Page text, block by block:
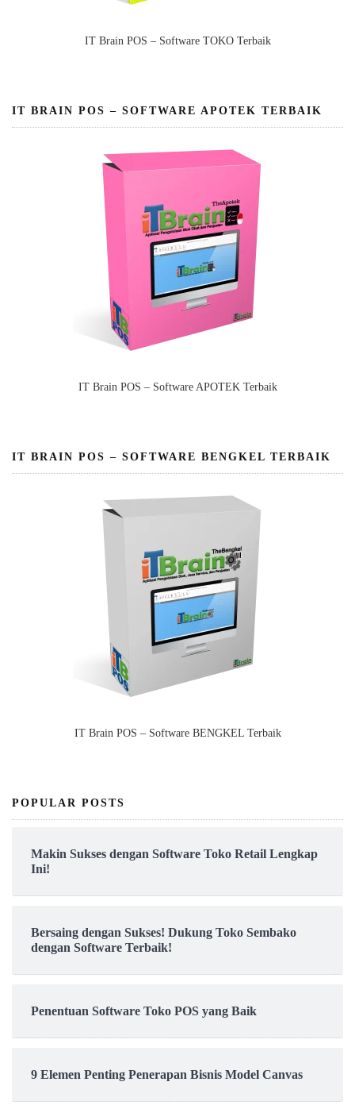
IT Brain POS – Software TOKO Terbaik
IT BRAIN POS – SOFTWARE APOTEK TERBAIK
IT Brain POS – Software APOTEK Terbaik
IT BRAIN POS – SOFTWARE BENGKEL TERBAIK
IT Brain POS – Software BENGKEL Terbaik
POPULAR POSTS
Makin Sukses dengan Software Toko Retail Lengkap
Ini!
Bersaing dengan Sukses! Dukung Toko Sembako
dengan Software Terbaik!
Penentuan Software Toko POS yang Baik
9 Elemen Penting Penerapan Bisnis Model Canvas